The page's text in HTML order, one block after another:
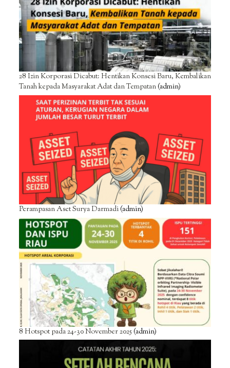
28 Izin Korporasi Dicabut: Hentikan Konsesi Baru, Kembalikan
Tanah kepada Masyarakat Adat dan Tempatan(admin)
Perampasan Aset Surya Darmadi(admin)
8 Hotspot pada 24-30 November 2025(admin)